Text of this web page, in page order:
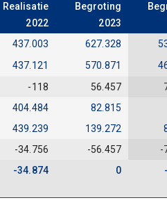
Realisatie
2022
Begroting
2023
437.003 627.328
437.121 570.871
-118 56.457
404.484 82.815
439.239 139.272
-34.756 -56.457 -
-34.874 0